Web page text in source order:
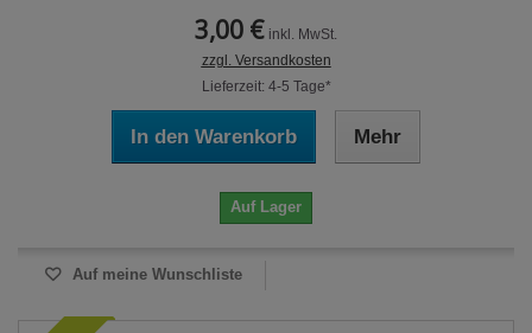
3,00 € inkl. MwSt.
zzgl. Versandkosten
Lieferzeit: 4-5 Tage*
In den Warenkorb Mehr
Auf Lager
Auf meine Wunschliste